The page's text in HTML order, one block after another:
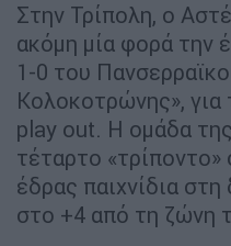
Στην Τρίπολη, ο
ακόμη μία φορά την
1-0 του
Κολοκοτρώνης», για
play out. Η ομάδα
τέταρτο «τρίποντο»
έδρας παιχνίδια στη
στο +4 από τη ζώνη